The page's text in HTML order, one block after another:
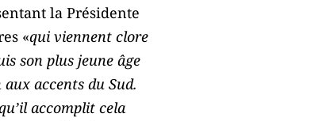
la Présidente
«qui viennent clore
son plus jeune âge
accents du Sud.
accomplit cela